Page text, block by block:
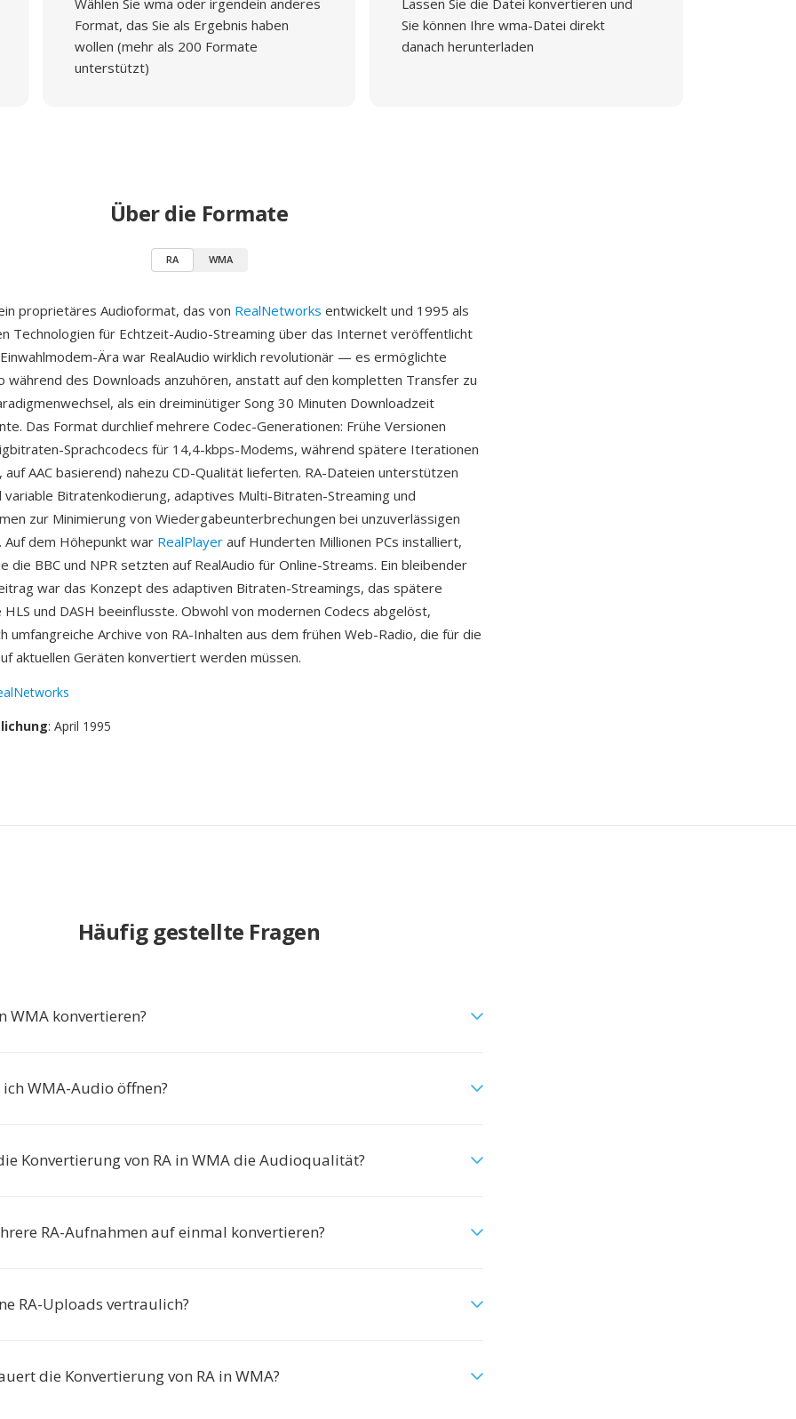
Wählen Sie wma oder irgendein anderes
Format, das Sie als Ergebnis haben
wollen (mehr als 200 Formate
unterstützt)
Lassen Sie die Datei konvertieren und
Sie können Ihre wma-Datei direkt
danach herunterladen
Über die Formate
RA WMA
proprietäres Audioformat, das von RealNetworks entwickelt und 1995 als
Technologien für Echtzeit-Audio-Streaming über das Internet veröffentlicht
Ära war RealAudio wirklich revolutionär — es ermöglichte
während des Downloads anzuhören, anstatt auf den kompletten Transfer zu
als ein dreiminütiger Song 30 Minuten Downloadzeit
Das Format durchlief mehrere Codec-Generationen: Frühe Versionen
Sprachcodecs für 14,4-kbps-Modems, während spätere Iterationen
auf AAC basierend) nahezu CD-Qualität lieferten. RA-Dateien unterstützen
variable Bitratenkodierung, adaptives Multi-Bitraten-Streaming und
zur Minimierung von Wiedergabeunterbrechungen bei unzuverlässigen
Auf dem Höhepunkt war RealPlayer auf Hunderten Millionen PCs installiert,
die BBC und NPR setzten auf RealAudio für Online-Streams. Ein bleibender
war das Konzept des adaptiven Bitraten-Streamings, das spätere
und DASH beeinflusste. Obwohl von modernen Codecs abgelöst,
umfangreiche Archive von RA-Inhalten aus dem frühen Web-Radio, die für die
aktuellen Geräten konvertiert werden müssen.
: April 1995
Häufig gestellte Fragen
WMA konvertieren?
WMA-Audio öffnen?
Konvertierung von RA in WMA die Audioqualität?
RA-Aufnahmen auf einmal konvertieren?
RA-Uploads vertraulich?
die Konvertierung von RA in WMA?